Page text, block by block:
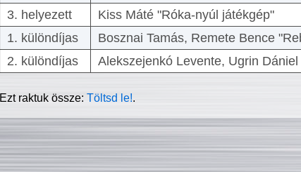
3. helyezett
Kiss Máté "Róka-nyúl játékgép"
1. különdíjas
Bosznai Tamás, Remete Bence
2. különdíjas
Alekszejenkó Levente, Ugrin
Ezt raktuk össze:Töltsd le!.